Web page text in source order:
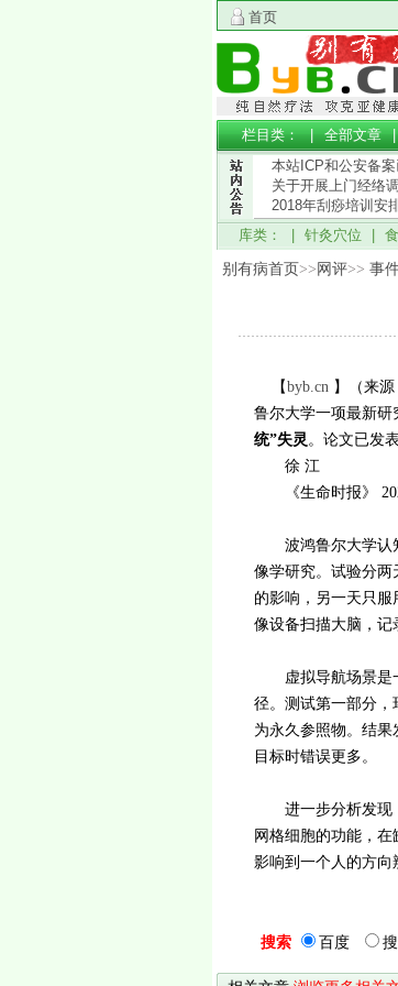
首页
栏目类： |全部文章
本站ICP和公安备
关于开展上门经络
2018年刮痧培训安
库类： | 针灸穴位
别有病首页>> 网评>> 事
【byb.cn 】（来源
鲁尔大学一项最新研
统”失灵 。论文已发
徐 江
《生命时报》
波鸿鲁尔大学认知
像学研究。试验分两
的影响，另一天只
像设备扫描大脑，记
虚拟导航场景是一
径。测试第一部分
为永久参照物。结
目标时错误更多。
进一步分析发现，
网格细胞的功能，
影响到一个人的方向
搜索 百度